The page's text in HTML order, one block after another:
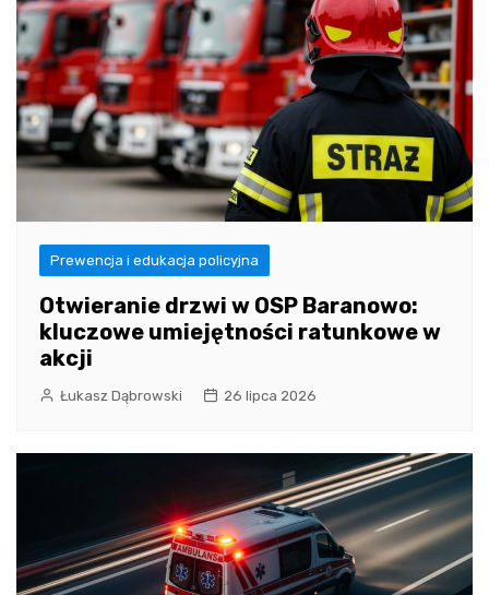
Prewencja i edukacja policyjna
Otwieranie drzwi w OSP Baranowo:
kluczowe umiejętności ratunkowe w
akcji
Łukasz Dąbrowski 26 lipca 2026